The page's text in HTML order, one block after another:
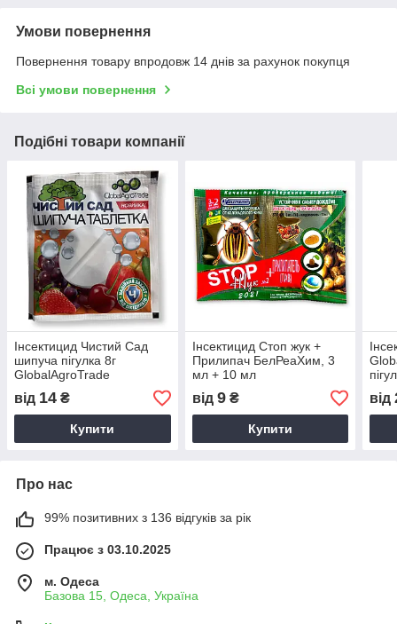
Умови повернення
Повернення товару впродовж 14 днів за рахунок покупця
Всі умови повернення
Подібні товари компанії
Інсектицид Чистий Сад
шипуча пігулка 8г
GlobalAgroTrade
від 14 ₴
Купити
Інсектицид Стоп жук +
Прилипач БелРеаХим, 3
мл + 10 мл
від 9₴
Купити
від
Про нас
99% позитивних з 136 відгуків за рік
Працює з 03.10.2025
м. Одеса
Базова 15, Одеса, Україна